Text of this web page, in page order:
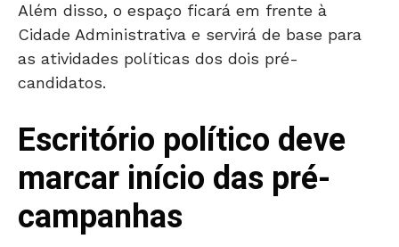
Além disso, o espaço ficará em frente à
Cidade Administrativa e servirá de base para
as atividades políticas dos dois pré-
candidatos.
Escritório político deve
marcar início das pré-
campanhas